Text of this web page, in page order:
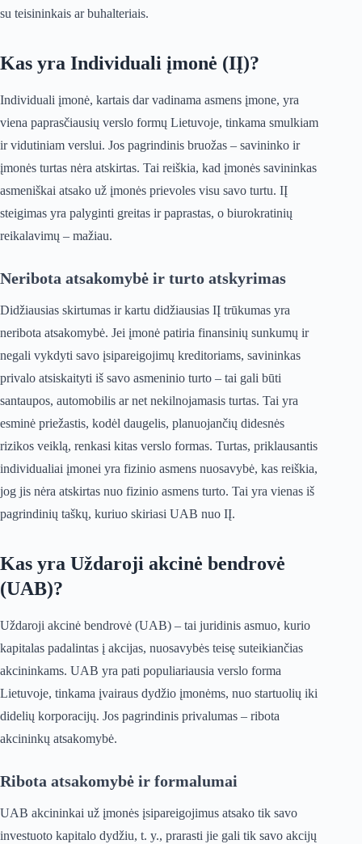
su teisininkais ar buhalteriais.
Kas yra Individuali įmonė (IĮ)?
Individuali įmonė, kartais dar vadinama asmens įmone, yra
viena paprasčiausių verslo formų Lietuvoje, tinkama smulkiam
ir vidutiniam verslui. Jos pagrindinis bruožas – savininko ir
įmonės turtas nėra atskirtas. Tai reiškia, kad įmonės savininkas
asmeniškai atsako už įmonės prievoles visu savo turtu. IĮ
steigimas yra palyginti greitas ir paprastas, o biurokratinių
reikalavimų – mažiau.
Neribota atsakomybė ir turto atskyrimas
Didžiausias skirtumas ir kartu didžiausias IĮ trūkumas yra
neribota atsakomybė. Jei įmonė patiria finansinių sunkumų ir
negali vykdyti savo įsipareigojimų kreditoriams, savininkas
privalo atsiskaityti iš savo asmeninio turto – tai gali būti
santaupos, automobilis ar net nekilnojamasis turtas. Tai yra
esminė priežastis, kodėl daugelis, planuojančių didesnės
rizikos veiklą, renkasi kitas verslo formas. Turtas, priklausantis
individualiai įmonei yra fizinio asmens nuosavybė, kas reiškia,
jog jis nėra atskirtas nuo fizinio asmens turto. Tai yra vienas iš
pagrindinių taškų, kuriuo skiriasi UAB nuo IĮ.
Kas yra Uždaroji akcinė bendrovė
(UAB)?
Uždaroji akcinė bendrovė (UAB) – tai juridinis asmuo, kurio
kapitalas padalintas į akcijas, nuosavybės teisę suteikiančias
akcininkams. UAB yra pati populiariausia verslo forma
Lietuvoje, tinkama įvairaus dydžio įmonėms, nuo startuolių iki
didelių korporacijų. Jos pagrindinis privalumas – ribota
akcininkų atsakomybė.
Ribota atsakomybė ir formalumai
UAB akcininkai už įmonės įsipareigojimus atsako tik savo
investuoto kapitalo dydžiu, t. y., prarasti jie gali tik savo akcijų